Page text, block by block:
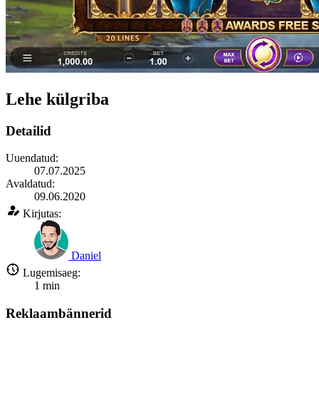
Lehe külgriba
Detailid
Uuendatud:
07.07.2025
Avaldatud:
09.06.2020
Kirjutas:
Daniel
Lugemisaeg:
1 min
Reklaambännerid